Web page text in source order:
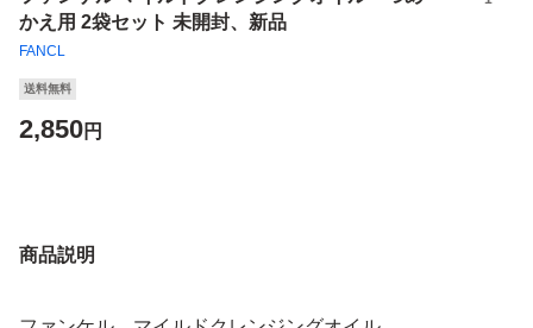
かえ用 2袋セット 未開封、新品
FANCL
送料無料
2,850円
商品説明